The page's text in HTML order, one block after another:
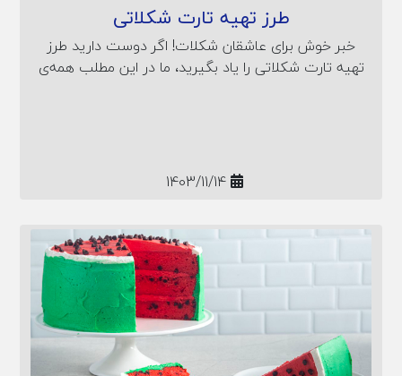
طرز تهیه تارت شکلاتی
خبر خوش برای عاشقان شکلات! اگر دوست دارید طرز
تهیه تارت شکلاتی را یاد بگیرید، ما در این مطلب همه‌ی
1403/11/14